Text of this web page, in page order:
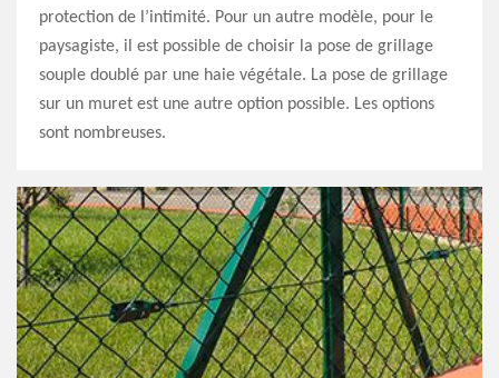
protection de l’intimité. Pour un autre modèle, pour le
paysagiste, il est possible de choisir la pose de grillage
souple doublé par une haie végétale. La pose de grillage
sur un muret est une autre option possible. Les options
sont nombreuses.